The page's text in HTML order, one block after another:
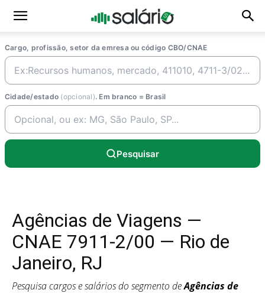
Cargo, profissão, setor da emresa ou código CBO/CNAE
Cidade/estado (opcional). Em branco = Brasil
Pesquisar
Agências de Viagens —
CNAE 7911-2/00 — Rio de
Janeiro, RJ
Pesquisa cargos e salários do segmento deAgências de